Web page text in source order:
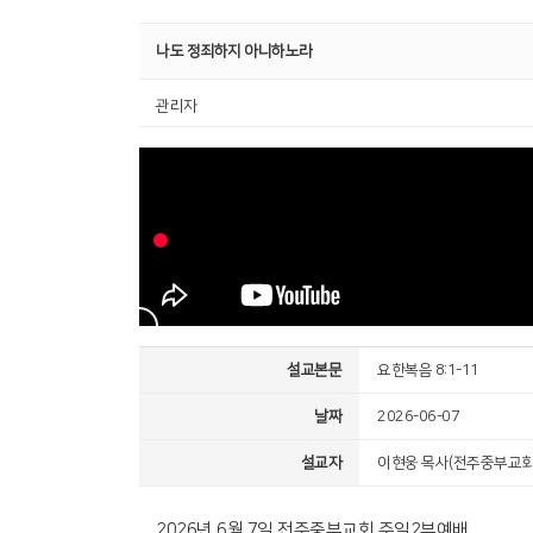
나도 정죄하지 아니하노라
관리자
설교본문 요한복음 8:1-11
날짜 2026-06-07
설교자 이현웅 목사(전주중부교